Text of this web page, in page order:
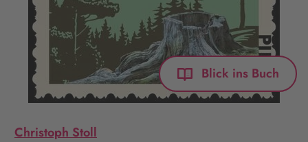
Blick ins Buch
Christoph Stoll